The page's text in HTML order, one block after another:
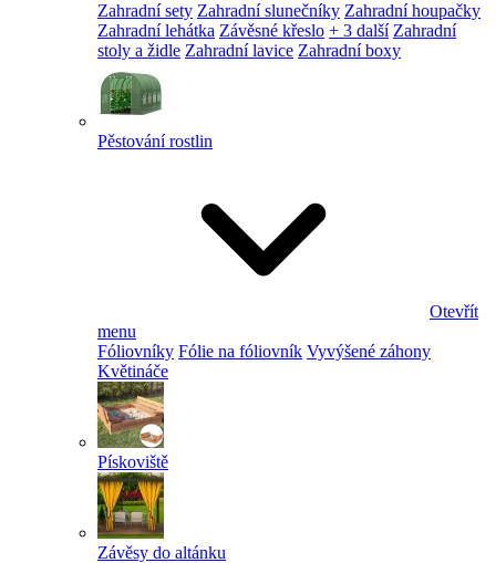
Zahradní sety Zahradní slunečníky Zahradní houpačky
Zahradní lehátka Závěsné křeslo + 3 další Zahradní
stoly a židle Zahradní lavice Zahradní boxy
Pěstování rostlin
Otevřít
menu
Fóliovníky Fólie na fóliovník Vyvýšené záhony
Květináče
Pískoviště
Závěsy do altánku